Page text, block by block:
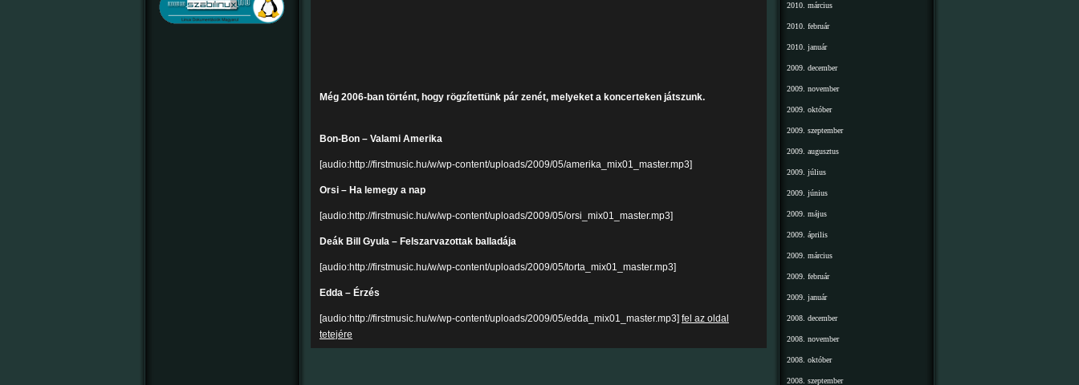
Még 2006-ban történt, hogy rögzítettünk pár zenét, melyeket a koncerteken játszunk.
Bon-Bon – Valami Amerika
[audio:http://firstmusic.hu/w/wp-content/uploads/2009/05/amerika_mix01_master.mp3]
Orsi – Ha lemegy a nap
[audio:http://firstmusic.hu/w/wp-content/uploads/2009/05/orsi_mix01_master.mp3]
Deák Bill Gyula – Felszarvazottak balladája
[audio:http://firstmusic.hu/w/wp-content/uploads/2009/05/torta_mix01_master.mp3]
Edda – Érzés
[audio:http://firstmusic.hu/w/wp-content/uploads/2009/05/edda_mix01_master.mp3] fel az oldal
tetejére
2010. március
2010. február
2010. január
2009. december
2009. november
2009. október
2009. szeptember
2009. augusztus
2009. július
2009. június
2009. május
2009. április
2009. március
2009. február
2009. január
2008. december
2008. november
2008. október
2008. szeptember